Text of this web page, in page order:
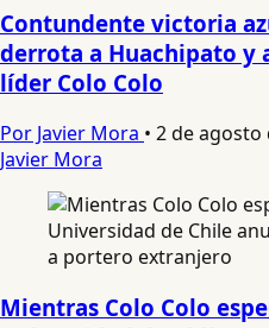
Contundente victoria
derrota a Huachipato y
líder Colo Colo
Por Javier Mora • 2 de agosto
Javier Mora
Mientras Colo Colo